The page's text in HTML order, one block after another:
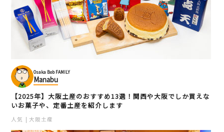
Osaka Bob FAMILY
Manabu
【2025年】大阪土産のおすすめ13選！関西や大阪でしか買えな
いお菓子や、定番土産を紹介します
人気 大阪土産